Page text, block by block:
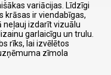
variācijas. Līdzīgi
krāsas ir viendabīgas,
neļauj izdarīt vizuālu
garlaicīgu un trulu.
rīks, lai izvēlētos
zīmola